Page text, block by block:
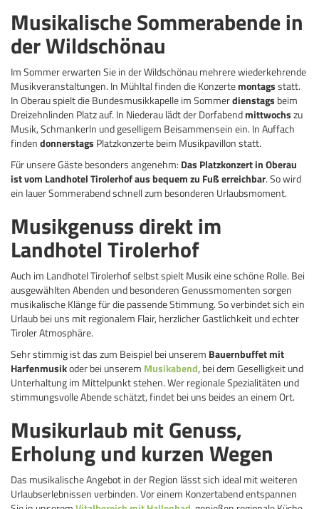
Musikalische Sommerabende in
der Wildschönau
Im Sommer erwarten Sie in der Wildschönau mehrere wiederkehrende
Musikveranstaltungen. In Mühltal finden die Konzertemontagsstatt.
In Oberau spielt die Bundesmusikkapelle im Sommerdienstags beim
Dreizehnlinden Platz auf. In Niederau lädt der Dorfabendmittwochszu
Musik, Schmankerln und geselligem Beisammensein ein. In Auffach
findendonnerstags Platzkonzerte beim Musikpavillon statt.
Für unsere Gäste besonders angenehm: Das Platzkonzert in Oberau
ist vom Landhotel Tirolerhof aus bequem zu Fuß erreichbar. So wird
ein lauer Sommerabend schnell zum besonderen Urlaubsmoment.
Musikgenuss direkt im
Landhotel Tirolerhof
Auch im Landhotel Tirolerhof selbst spielt Musik eine schöne Rolle. Bei
ausgewählten Abenden und besonderen Genussmomenten sorgen
musikalische Klänge für die passende Stimmung. So verbindet sich ein
Urlaub bei uns mit regionalem Flair, herzlicher Gastlichkeit und echter
Tiroler Atmosphäre.
Sehr stimmig ist das zum Beispiel bei unserem Bauernbuffet mit
Harfenmusikoder bei unserem Musikabend, bei dem Geselligkeit und
Unterhaltung im Mittelpunkt stehen. Wer regionale Spezialitäten und
stimmungsvolle Abende schätzt, findet bei uns beides an einem Ort.
Musikurlaub mit Genuss,
Erholung und kurzen Wegen
Das musikalische Angebot in der Region lässt sich ideal mit weiteren
Urlaubserlebnissen verbinden. Vor einem Konzertabend entspannen